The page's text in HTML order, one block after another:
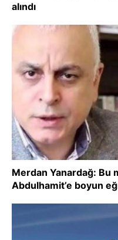
alındı
Merdan Yanardağ: Bu
Abdulhamit’e boyun